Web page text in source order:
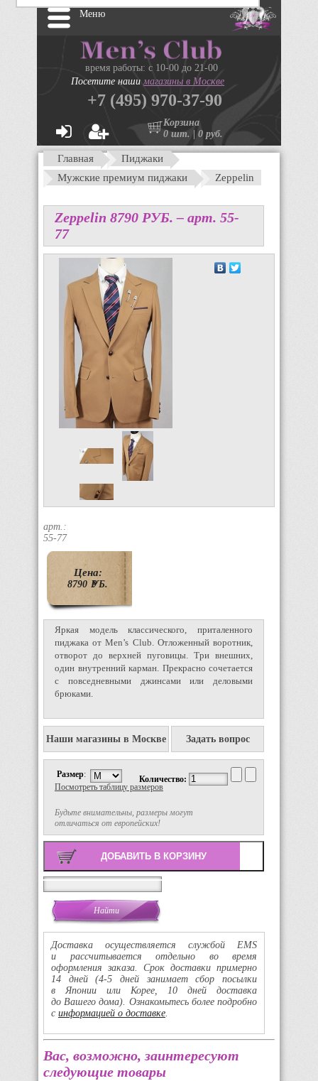
Меню
время работы: с 10-00 до 21-00
Посетите нашимагазины в Москве
+7 (495) 970-37-90
Корзина
0 шт. | 0 руб.
Главная
Пиджаки
Мужские премиум пиджаки
Zeppelin
Zeppelin 8790 PУБ. – арт. 55-
77
арт.:
55-77
Цена:
8790 P
УБ.
Яркая модель классического, приталенного
пиджака от Men’s Club. Oтложенный воротник,
отворот до верхней пуговицы. Три внешних,
один внутренний карман. Прекрасно сочетается
с повседневными джинсами или деловыми
брюками.
Наши магазины в Москве Задать вопрос
Размер:
Будьте внимательны, размеры могут
отличаться от европейских!
Посмотреть таблицу размеров
Количество:
Поиск
Доставка осуществляется службой EMS
и рассчитывается отдельно во время
оформления заказа. Срок доставки примерно
14 дней(4-5 дней занимает сбор посылки
в Японии или Корее, 10 дней доставка
до Вашего дома). Ознакомьтесь более подробно
с информацией о доставке.
Вас, возможно, заинтересуют
следующие товары